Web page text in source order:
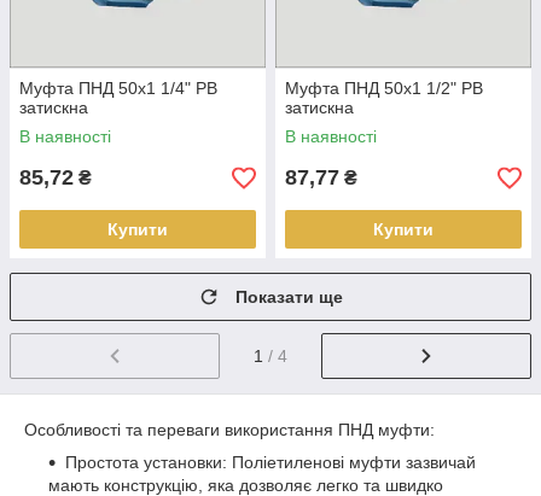
Муфта ПНД 50х1 1/4" РВ
затискна
В наявності
85,72 ₴
Купити
Муфта ПНД 50х1 1/2" РВ
затискна
В наявності
87,77 ₴
Купити
Показати ще
1 / 4
Особливості та переваги використання ПНД муфти:
Простота установки: Поліетиленові муфти зазвичай
мають конструкцію, яка дозволяє легко та швидко